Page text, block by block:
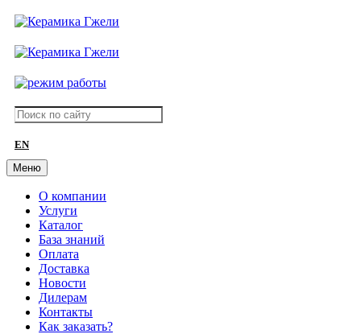
EN
Меню
О компании
Услуги
Каталог
База знаний
Оплата
Доставка
Новости
Дилерам
Контакты
Как заказать?